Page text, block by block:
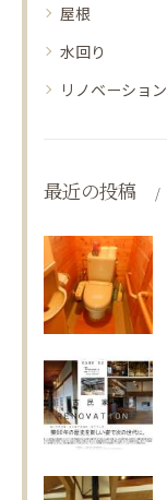
屋根
水回り
リノベーション
最近の投稿